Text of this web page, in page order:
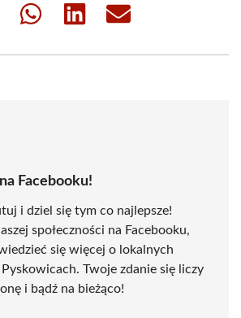
Share
Share
Share
Facebooku!
i dziel się tym co najlepsze!
społeczności na Facebooku,
się więcej o lokalnych
Twoje zdanie się liczy
i bądź na bieżąco!